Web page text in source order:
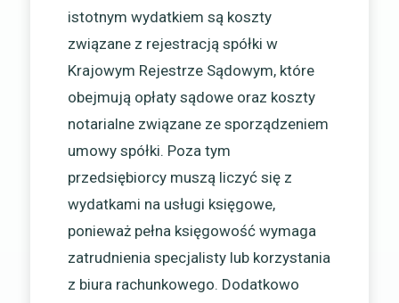
istotnym wydatkiem są koszty
związane z rejestracją spółki w
Krajowym Rejestrze Sądowym, które
obejmują opłaty sądowe oraz koszty
notarialne związane ze sporządzeniem
umowy spółki. Poza tym
przedsiębiorcy muszą liczyć się z
wydatkami na usługi księgowe,
ponieważ pełna księgowość wymaga
zatrudnienia specjalisty lub korzystania
z biura rachunkowego. Dodatkowo